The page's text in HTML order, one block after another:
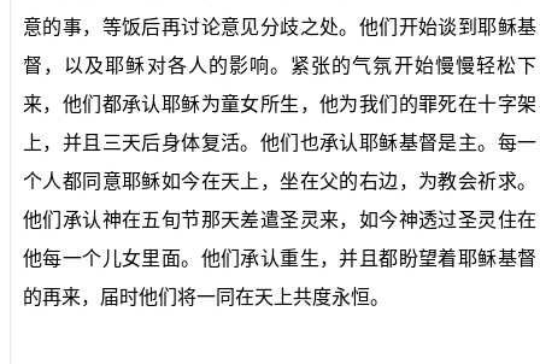
意的事，等饭后再讨论意见分歧之处。他们开始谈到耶稣基
督，以及耶稣对各人的影响。紧张的气氛开始慢慢轻松下
来，他们都承认耶稣为童女所生，他为我们的罪死在十字架
上，并且三天后身体复活。他们也承认耶稣基督是主。每一
个人都同意耶稣如今在天上，坐在父的右边，为教会祈求。
他们承认神在五旬节那天差遣圣灵来，如今神透过圣灵住在
他每一个儿女里面。他们承认重生，并且都盼望着耶稣基督
的再来，届时他们将一同在天上共度永恒。